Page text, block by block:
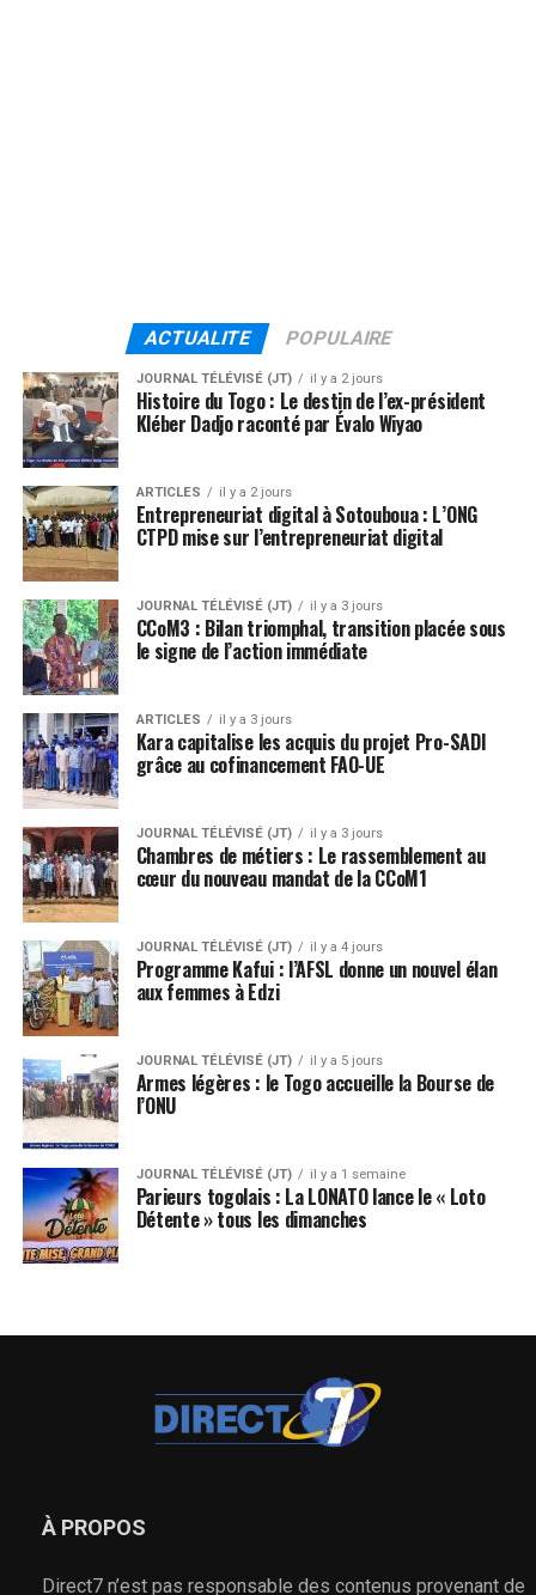
ACTUALITE POPULAIRE
JOURNAL TÉLÉVISÉ (JT) il y a 2 jours
Histoire du Togo : Le destin de l’ex-président
Kléber Dadjo raconté par Évalo Wiyao
ARTICLES il y a 2 jours
Entrepreneuriat digital à Sotouboua : L’ONG
CTPD mise sur l’entrepreneuriat digital
JOURNAL TÉLÉVISÉ (JT) il y a 3 jours
CCoM3 : Bilan triomphal, transition placée sous
le signe de l’action immédiate
ARTICLES il y a 3 jours
Kara capitalise les acquis du projet Pro-SADI
grâce au cofinancement FAO-UE
JOURNAL TÉLÉVISÉ (JT) il y a 3 jours
Chambres de métiers : Le rassemblement au
cœur du nouveau mandat de la CCoM1
JOURNAL TÉLÉVISÉ (JT) il y a 4 jours
Programme Kafui : l’AFSL donne un nouvel élan
aux femmes à Edzi
JOURNAL TÉLÉVISÉ (JT) il y a 5 jours
Armes légères : le Togo accueille la Bourse de
l’ONU
JOURNAL TÉLÉVISÉ (JT) il y a 1 semaine
Parieurs togolais : La LONATO lance le « Loto
Détente » tous les dimanches
À PROPOS
Direct7 n’est pas responsable des contenus provenant de